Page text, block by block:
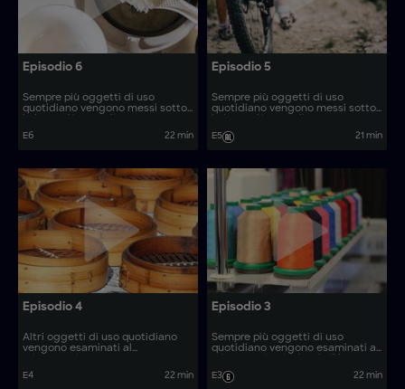
Episodio 6
Sempre più oggetti di uso
quotidiano vengono messi sotto
rivelando il loro processo di
produzione. Come vengono
giardino?
E6 22 min
Episodio 5
Sempre più oggetti di uso
quotidiano vengono messi sotto
rivelando il loro processo di
produzione. Come vengono
carne in scatola e coltelli da
E5 21 min
Episodio 4
Altri oggetti di uso quotidiano
vengono esaminati al
realizzati oggetti quali verande
prefabbricate e pentole in rame?
E4 22 min
Episodio 3
Sempre più oggetti di uso
quotidiano vengono esaminati al
processo di produzione. Come
vengono realizzati oggetti come
E3 22 min